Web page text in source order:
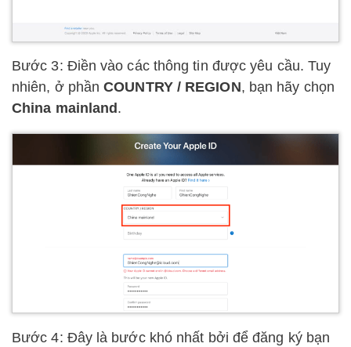
Bước 3: Điền vào các thông tin được yêu cầu. Tuy
nhiên, ở phầnCOUNTRY / REGION, bạn hãy chọn
China mainland .
Bước 4: Đây là bước khó nhất bởi để đăng ký bạn